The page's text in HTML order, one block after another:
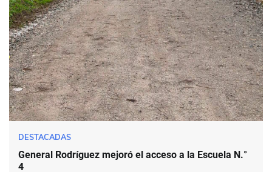
DESTACADAS
General Rodríguez mejoró el acceso a la Escuela N.°
4